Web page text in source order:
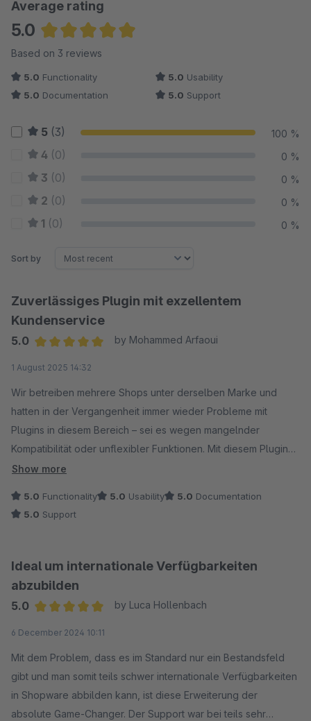
Average rating
5.0
Average rating of 5 out of 5 stars
Based on 3 reviews
5.0 Functionality 5.0 Usability
5.0 Documentation 5.0 Support
5 (3) 100 %
4 (0) 0 %
3 (0) 0 %
2 (0) 0 %
1 (0) 0 %
Sort by
Zuverlässiges Plugin mit exzellentem
Kundenservice
5.0
by Mohammed Arfaoui
1 August 2025 14:32
Wir betreiben mehrere Shops unter derselben Marke und
hatten in der Vergangenheit immer wieder Probleme mit
Plugins in diesem Bereich – sei es wegen mangelnder
Kompatibilität oder unflexibler Funktionen. Mit diesem Plugin
hat sich das zum Glück geändert. Es lässt sich einfach
und spart uns enorm viel Zeit.
und lösungsorientiert. Auch individuelle Feature-Wünsche
werden zügig umgesetzt, sodass man sich als Kunde wirklich
ernst genommen und wertgeschätzt fühlt. Absolute
Show more
5.0 Functionality 5.0 Usability 5.0 Documentation
5.0 Support
Ideal um internationale Verfügbarkeiten
abzubilden
5.0
by Luca Hollenbach
6 December 2024 10:11
Mit dem Problem, dass es im Standard nur ein Bestandsfeld
gibt und man somit teils schwer internationale Verfügbarkeiten
in Shopware abbilden kann, ist diese Erweiterung der
absolute Game-Changer. Der Support war bei teils sehr